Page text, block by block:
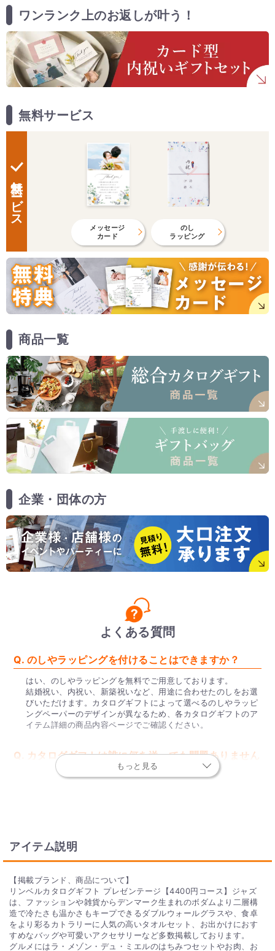
ワンランク上のお返しが叶う！
無料サービス
無料サービス
メッセージ
カード
のし
ラッピング
商品一覧
企業・団体の方
よくある質問
Q. のしやラッピングを付けることはできますか？
はい、のしやラッピングを無料でご用意しております。
結婚祝い、内祝い、新築祝いなど、用途に合わせたのしをお選
びいただけます。カタログギフトによって選べるのしやラッピ
ングペーパーのデザインが異なるため、各カタログギフトのア
イテム詳細の商品内容ページでご確認ください。
Q. カタログギフトは誰に何を送っても問題ありません
合わせた内容が載っています。専用の用途は大きく分けると4
・出産祝い専用のカタログギフト
・出産内祝い専用のカタログギフト
・弔事用のカタログギフト
Q. 人気のカタログギフトはありますか？
もっと見る
アイテム説明
【掲載ブランド、商品について】
リンベルカタログギフト プレゼンテージ【4400円コース】ジャズ
は、ファッションや雑貨からデンマーク生まれのボダムより二層構
造で冷たさも温かさもキープできるダブルウォールグラスや、食卓
をより彩るカトラリーに人気の高いタオルセット、お出かけにおす
すめなバッグや可愛いアクセサリーなど多数掲載しております。
グルメにはラ・メゾン・デュ・ミエルのはちみつセットやお肉、お